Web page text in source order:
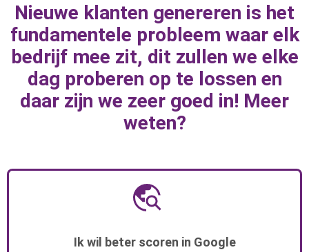
marketingknoppen te draaien om naar
geweldige resultaten toe te werken.
MEER INFORMATIE
Nieuwe klanten genereren is het
fundamentele probleem waar elk
bedrijf mee zit, dit zullen we elke
dag proberen op te lossen en
daar zijn we zeer goed in! Meer
weten?
Ik wil beter scoren in Google